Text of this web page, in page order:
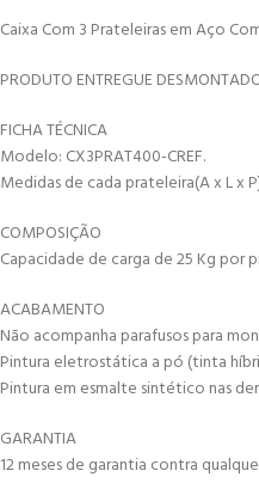
Caixa Com 3 Prateleiras em Aço
PRODUTO ENTREGUE
FICHA TÉCNICA
Modelo: CX3PRAT400-CREF.
Medidas de cada prateleira(A x L x
COMPOSIÇÃO
Capacidade de carga de 25 Kg por
ACABAMENTO
Não acompanha parafusos para
Pintura eletrostática a pó (tinta
Pintura em esmalte sintético nas
GARANTIA
12 meses de garantia contra